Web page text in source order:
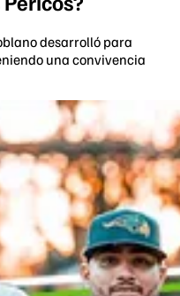
desarrolló para
una convivencia